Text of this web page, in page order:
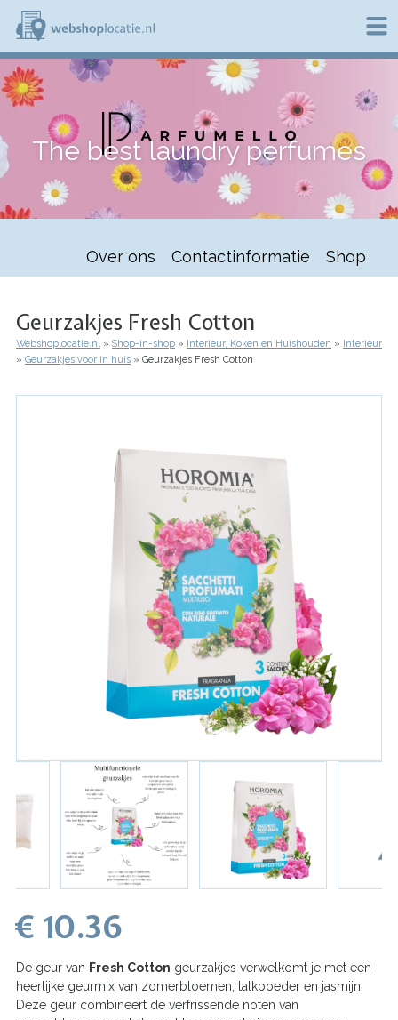
Overslaan
naar
de
inhoud
gaan
W
e
b
c
l
The best laundry perfumes
Over ons Contactinformatie Shop
Geurzakjes Fresh Cotton
Kruimelpad
Webshoplocatie.nl Shop-in-shop Interieur, Koken en Huishouden
Interieur
Geurzakjes voor in huis
Geurzakjes Fresh Cotton
€ 10.36
De geur van Fresh Cotton geurzakjes verwelkomt je met een
heerlijke geurmix van zomerbloemen, talkpoeder en jasmijn.
Deze geur combineert de verfrissende noten van